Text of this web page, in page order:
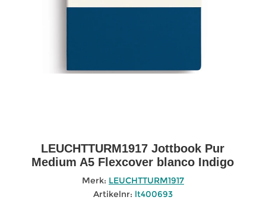
LEUCHTTURM1917 Jottbook Pur
Medium A5 Flexcover blanco Indigo
Merk: LEUCHTTURM1917
Artikelnr: lt400693